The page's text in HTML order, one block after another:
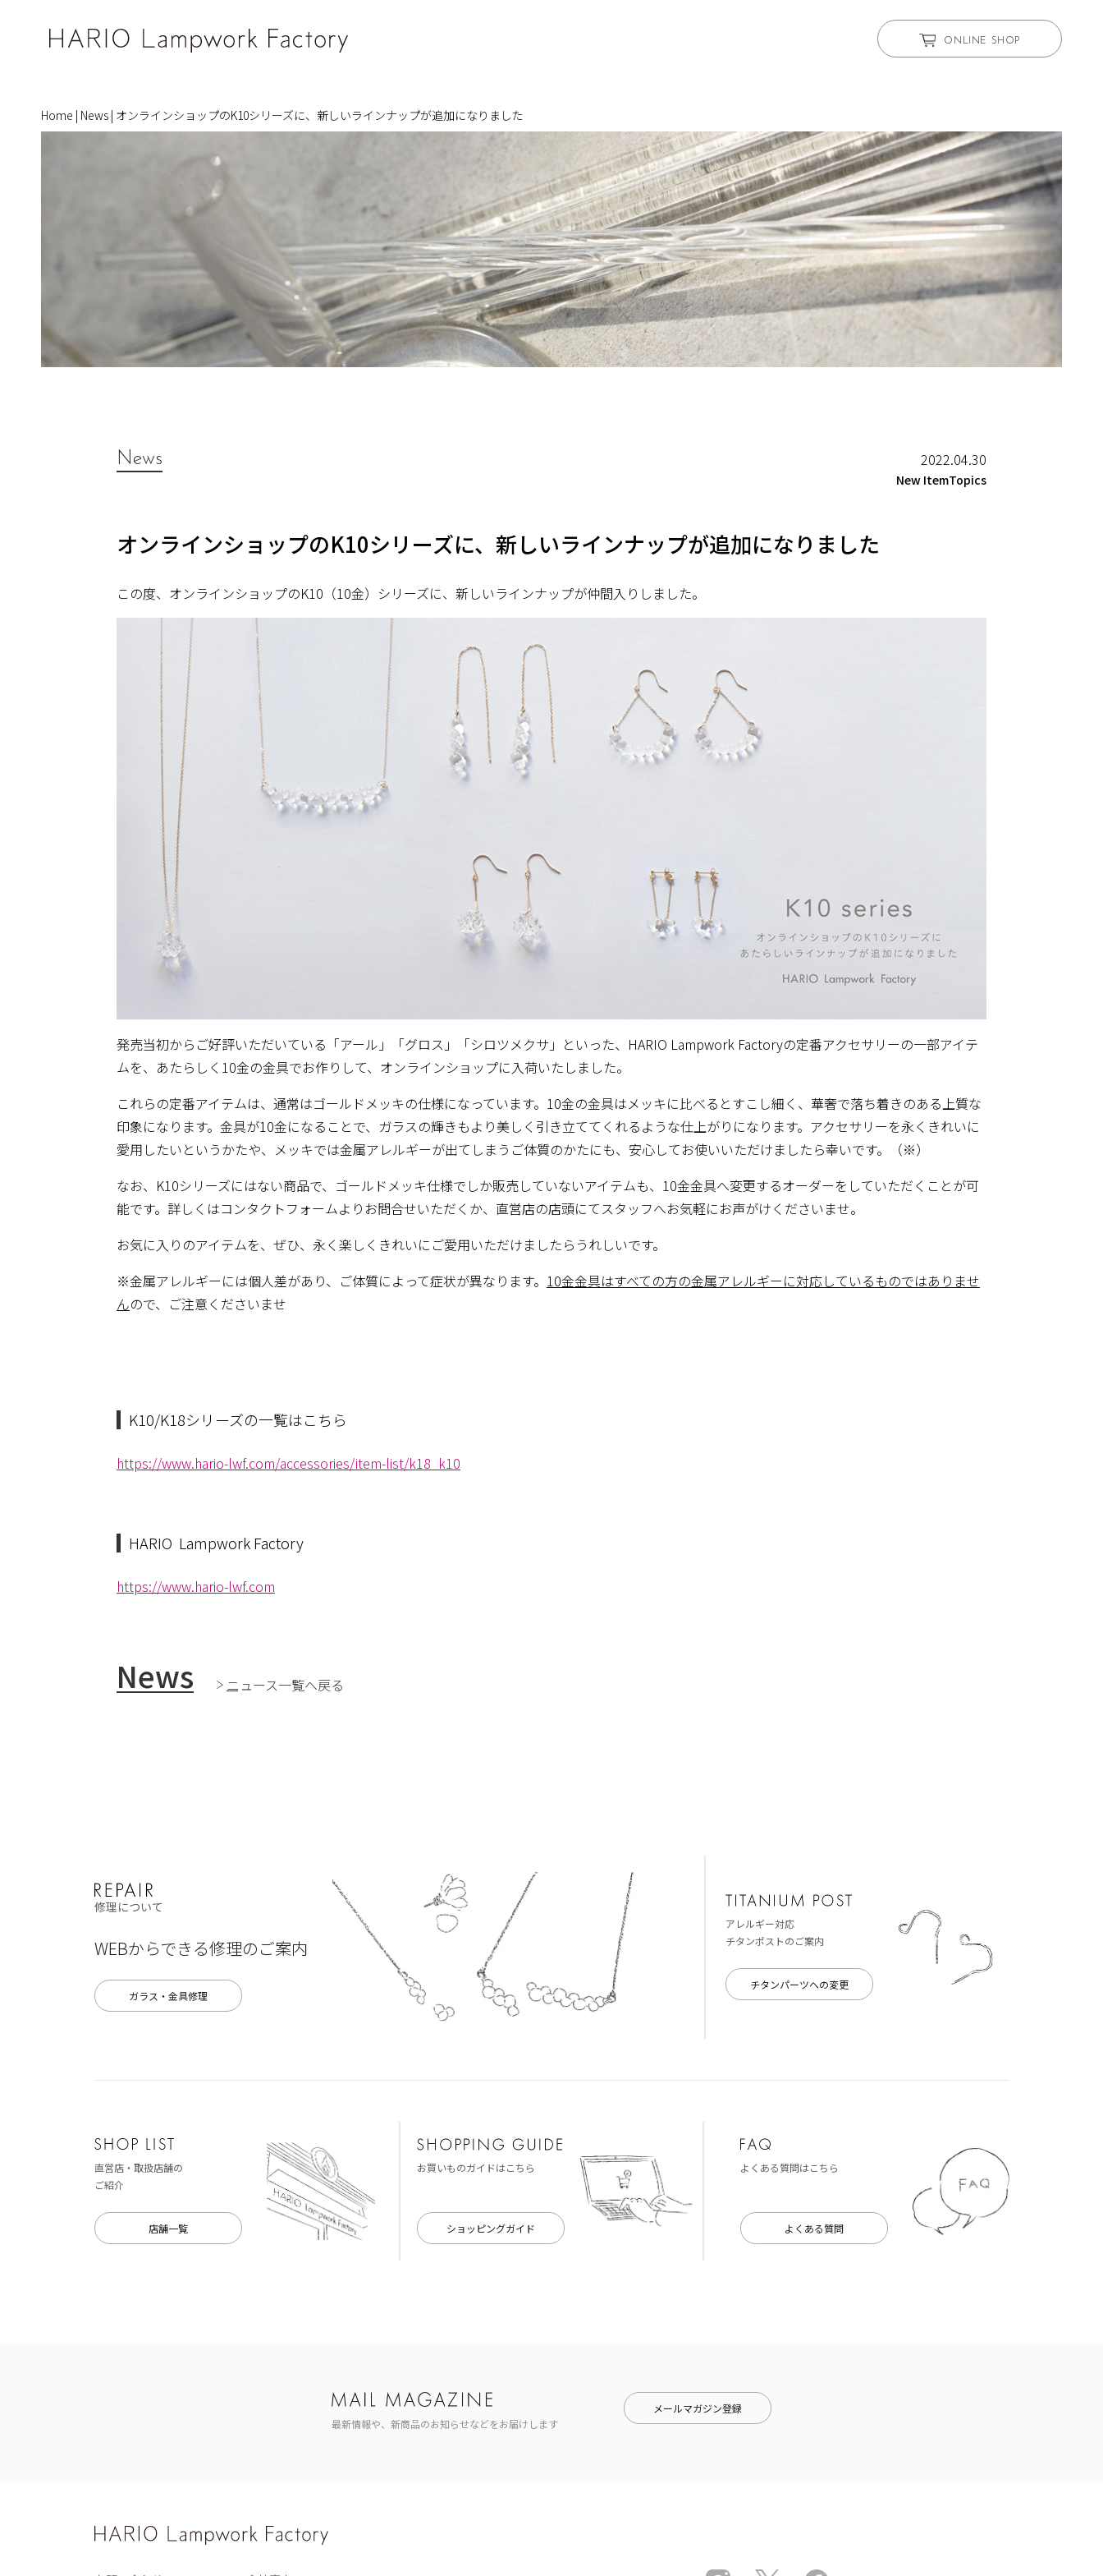
ONLINE SHOP
Home | News | オンラインショップのK10シリーズに、新しいラインナップが追加になりました
News 2022.04.30
New ItemTopics
オンラインショップのK10シリーズに、新しいラインナップが追加になりました
この度、オンラインショップのK10（10金）シリーズに、新しいラインナップが仲間入りしました。
発売当初からご好評いただいている「アール」「グロス」「シロツメクサ」といった、HARIO Lampwork Factoryの定番アクセサリーの一部アイテ
ムを、あたらしく10金の金具でお作りして、オンラインショップに入荷いたしました。
これらの定番アイテムは、通常はゴールドメッキの仕様になっています。10金の金具はメッキに比べるとすこし細く、華奢で落ち着きのある上質な
印象になります。金具が10金になることで、ガラスの輝きもより美しく引き立ててくれるような仕上がりになります。アクセサリーを永くきれいに
愛用したいというかたや、メッキでは金属アレルギーが出てしまうご体質のかたにも、安心してお使いいただけましたら幸いです。（※）
なお、K10シリーズにはない商品で、ゴールドメッキ仕様でしか販売していないアイテムも、10金金具へ変更するオーダーをしていただくことが可
能です。詳しくはコンタクトフォームよりお問合せいただくか、直営店の店頭にてスタッフへお気軽にお声がけくださいませ。
お気に入りのアイテムを、ぜひ、永く楽しくきれいにご愛用いただけましたらうれしいです。
※金属アレルギーには個人差があり、ご体質によって症状が異なります。 10金金具はすべての方の金属アレルギーに対応しているものではありませ
んので、ご注意くださいませ
K10/K18シリーズの一覧はこちら
https://www.hario-lwf.com/accessories/item-list/k18_k10
HARIO Lampwork Factory
https://www.hario-lwf.com
News ニュース一覧へ戻る
修理について
WEBからできる修理のご案内
ガラス・金具修理
アレルギー対応
チタンポストのご案内
チタンパーツへの変更
直営店・取扱店舗の
ご紹介
店舗一覧
お買いものガイドはこちら
ショッピングガイド
よくある質問はこちら
よくある質問
最新情報や、新商品のお知らせなどをお届けします
メールマガジン登録